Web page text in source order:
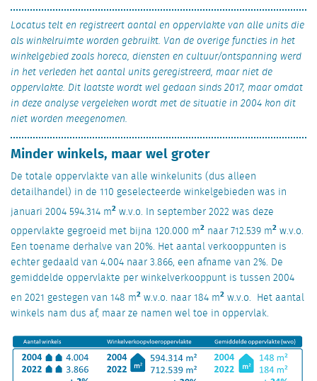
Locatus telt en registreert aantal en oppervlakte van alle units die
als winkelruimte worden gebruikt. Van de overige functies in het
winkelgebied zoals horeca, diensten en cultuur/ontspanning werd
in het verleden het aantal units geregistreerd, maar niet de
oppervlakte. Dit laatste wordt wel gedaan sinds 2017, maar omdat
in deze analyse vergeleken wordt met de situatie in 2004 kon dit
niet worden meegenomen.
Minder winkels, maar wel groter
De totale oppervlakte van alle winkelunits (dus alleen
detailhandel) in de 110 geselecteerde winkelgebieden was in
januari 2004 594.314 m2 w.v.o. In september 2022 was deze
oppervlakte gegroeid met bijna 120.000 m2 naar 712.539 m2 w.v.o.
Een toename derhalve van 20%. Het aantal verkooppunten is
echter gedaald van 4.004 naar 3.866, een afname van 2%. De
gemiddelde oppervlakte per winkelverkooppunt is tussen 2004
en 2021 gestegen van 148 m2 w.v.o. naar 184 m2 w.v.o. Het aantal
winkels nam dus af, maar ze namen wel toe in oppervlak.